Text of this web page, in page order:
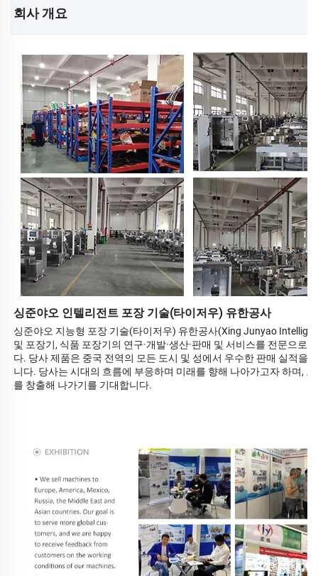
회사 개요
싱준야오 인텔리전트 포장 기술(타이저우) 유한공사
싱준야오 지능형 포장 기술(타이저우) 유한공사(Xing Junyao
및 포장기, 식품 포장기의 연구·개발·생산·판매 및 서비스를 전문으
다. 당사 제품은 중국 전역의 모든 도시 및 성에서 우수한 판매 실적을
니다. 당사는 시대의 흐름에 부응하며 미래를 향해 나아가고자 하며,
를 창출해 나가기를 기대합니다.